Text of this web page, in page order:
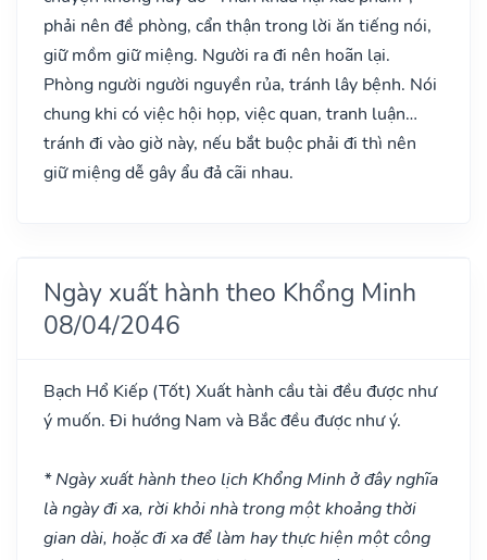
phải nên đề phòng, cẩn thận trong lời ăn tiếng nói,
giữ mồm giữ miệng. Người ra đi nên hoãn lại.
Phòng người người nguyền rủa, tránh lây bệnh. Nói
chung khi có việc hội họp, việc quan, tranh luận…
tránh đi vào giờ này, nếu bắt buộc phải đi thì nên
giữ miệng dễ gây ẩu đả cãi nhau.
Ngày xuất hành theo Khổng Minh
08/04/2046
Bạch Hổ Kiếp (Tốt) Xuất hành cầu tài đều được như
ý muốn. Đi hướng Nam và Bắc đều được như ý.
* Ngày xuất hành theo lịch Khổng Minh ở đây nghĩa
là ngày đi xa, rời khỏi nhà trong một khoảng thời
gian dài, hoặc đi xa để làm hay thực hiện một công